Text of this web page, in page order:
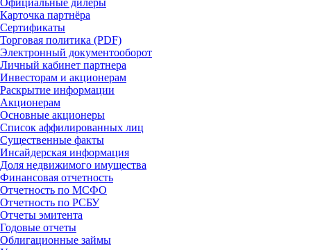
Карточка партнёра
Сертификаты
Торговая политика (PDF)
Электронный документооборот
Личный кабинет партнера
Инвесторам и акционерам
Раскрытие информации
Акционерам
Основные акционеры
Список аффилированных лиц
Существенные факты
Инсайдерская информация
Доля недвижимого имущества
Финансовая отчетность
Отчетность по МСФО
Отчетность по РСБУ
Отчеты эмитента
Годовые отчеты
Облигационные займы